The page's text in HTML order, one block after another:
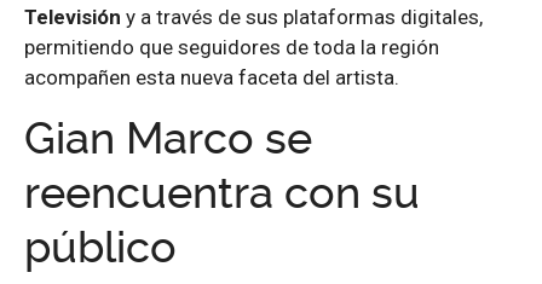
Televisión y a través de sus plataformas digitales,
permitiendo que seguidores de toda la región
acompañen esta nueva faceta del artista.
Gian Marco se
reencuentra con su
público